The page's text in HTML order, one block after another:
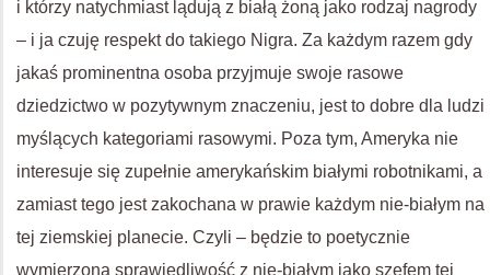
i którzy natychmiast lądują z białą żoną jako rodzaj nagrody
– i ja czuję respekt do takiego Nigra. Za każdym razem gdy
jakaś prominentna osoba przyjmuje swoje rasowe
dziedzictwo w pozytywnym znaczeniu, jest to dobre dla ludzi
myślących kategoriami rasowymi. Poza tym, Ameryka nie
interesuje się zupełnie amerykańskim białymi robotnikami, a
zamiast tego jest zakochana w prawie każdym nie-białym na
tej ziemskiej planecie. Czyli – będzie to poetycznie
wymierzona sprawiedliwość z nie-białym jako szefem tej